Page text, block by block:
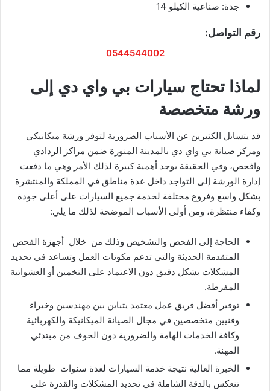
جدة: صناعية الكيلو 14
رقم التواصل:
0544544002
لماذا تحتاج سيارات بي واي دي إلى
ورشة متخصصة
قد يتسائل الكثيرين عن الأسباب الضرورية لتوفر ورشة ميكانيكي
ومركز صيانة بي واي دي بالمدينة المنورة ضمن مراكز الردادي
وافحص، وفي الحقيقة يوجد أهمية كبيرة لذلك الأمر وهي ما دفعت
إدارة الورشة إلى التواجد داخل عدة مناطق في المملكة والمنتشرة
بشكل واسع وفروع مختلفة لخدمة جميع السيارات على أعلى جودة
وكفاء منتظرة، ومن أولى الأسباب الموضحة لذلك ما يلي:
الحاجة إلى الفحص والتشخيص وذلك من خلال أجهزة الفحص
المتقدمة الحديثة والتي تدعم مكونات العمل وتساعد في تحديد
المشكلات بشكل دقيق دون الاعتماد على التخمين أو العشوائية
المفرطة.
توفير أفضل فريق عمل معتمد يتباين بين مهندسين وخبراء
وفنيين متخصصين في مجال الصيانة الميكانيكة والكهربائية
وكافة الخدمات الهامة والضرورية دون الخوف من مبتدئي
المهنة.
الخبرة العالية نتيجة خدمة السيارات لعدة سنوات طويلة مما
تنعكس بالدقة الشاملة في تحديد المشكلات والقدرة على